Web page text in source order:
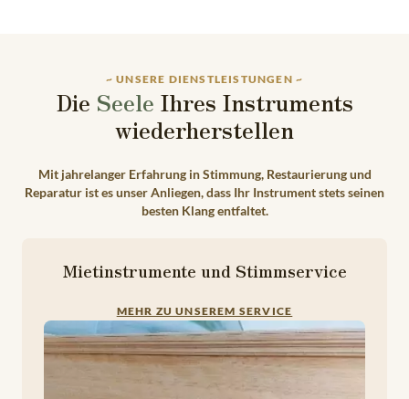
~ UNSERE DIENSTLEISTUNGEN ~
Die Seele Ihres Instruments
wiederherstellen
Mit jahrelanger Erfahrung in Stimmung, Restaurierung und
Reparatur ist es unser Anliegen, dass Ihr Instrument stets seinen
besten Klang entfaltet.
Mietinstrumente und Stimmservice
MEHR ZU UNSEREM SERVICE